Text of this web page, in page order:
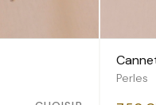
Perles